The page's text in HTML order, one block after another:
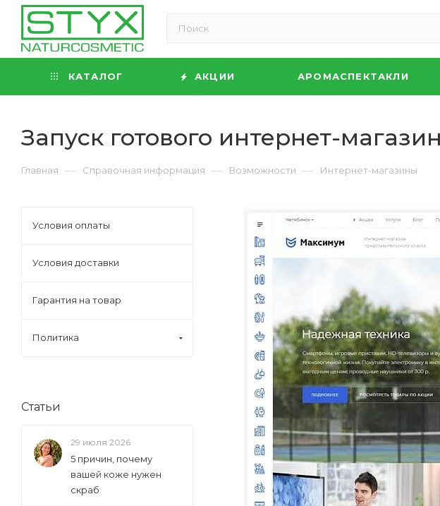
КАТАЛОГ АКЦИИ АРОМАСПЕКТАКЛИ
Запуск готового интернет-
Главная — Справочная информация — Возможности — Интернет-магазины
Условия оплаты
Условия доставки
Гарантия на товар
Политика
Статьи
29 июля 2026
5 причин, почему
вашей коже нужен
скраб